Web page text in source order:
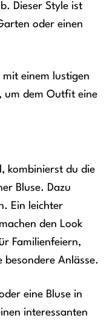
Dieser Style ist
oder einen
einem lustigen
um dem Outfit eine
kombinierst du die
Bluse. Dazu
Ein leichter
machen den Look
Familienfeiern,
besondere Anlässe.
eine Bluse in
interessanten